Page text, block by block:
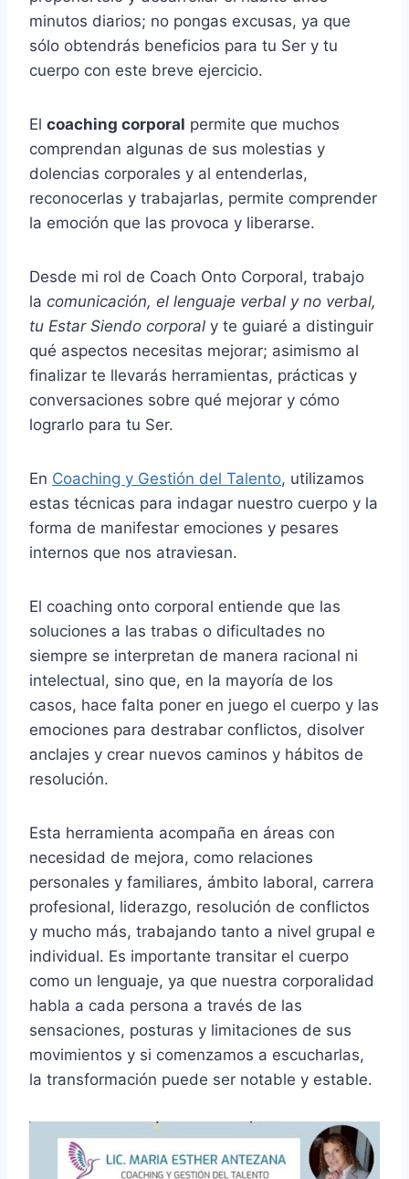
minutos diarios; no pongas excusas, ya que
sólo obtendrás beneficios para tu Ser y tu
cuerpo con este breve ejercicio.
El coaching corporal permite que muchos
comprendan algunas de sus molestias y
dolencias corporales y al entenderlas,
reconocerlas y trabajarlas, permite comprender
la emoción que las provoca y liberarse.
Desde mi rol de Coach Onto Corporal, trabajo
la comunicación, el lenguaje verbal y no verbal,
tu Estar Siendo corporal y te guiaré a distinguir
qué aspectos necesitas mejorar; asimismo al
finalizar te llevarás herramientas, prácticas y
conversaciones sobre qué mejorar y cómo
lograrlo para tu Ser.
En Coaching y Gestión del Talento, utilizamos
estas técnicas para indagar nuestro cuerpo y la
forma de manifestar emociones y pesares
internos que nos atraviesan.
El coaching onto corporal entiende que las
soluciones a las trabas o dificultades no
siempre se interpretan de manera racional ni
intelectual, sino que, en la mayoría de los
casos, hace falta poner en juego el cuerpo y las
emociones para destrabar conflictos, disolver
anclajes y crear nuevos caminos y hábitos de
resolución.
Esta herramienta acompaña en áreas con
necesidad de mejora, como relaciones
personales y familiares, ámbito laboral, carrera
profesional, liderazgo, resolución de conflictos
y mucho más, trabajando tanto a nivel grupal e
individual. Es importante transitar el cuerpo
como un lenguaje, ya que nuestra corporalidad
habla a cada persona a través de las
sensaciones, posturas y limitaciones de sus
movimientos y si comenzamos a escucharlas,
la transformación puede ser notable y estable.